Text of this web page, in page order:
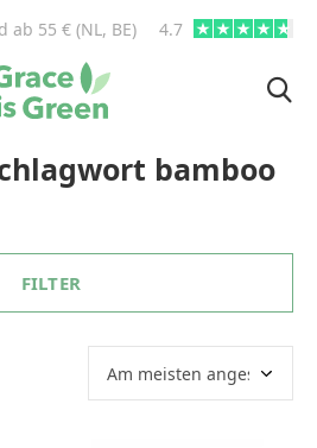
ab 55 € (NL, BE) 4.7
bamboo
FILTER